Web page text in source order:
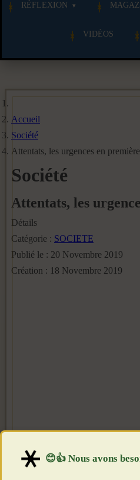
RÉFLEXION
VIDÉOS
Accueil
Société
Attentats, les urgences en
Société
Attentats, les
Détails
Catégorie : SOCIETE
Publié le : 20 Novembre 2019
Création : 18 Novembre 2019